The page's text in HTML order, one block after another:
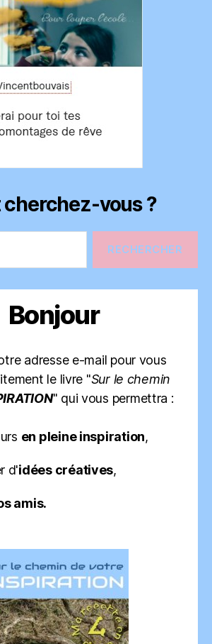
cherchez-vous ?
Bonjour
adresse e-mail pour vous
le livre "Sur le chemin
" qui vous permettra :
en pleine inspiration,
d'idées créatives,
amis.